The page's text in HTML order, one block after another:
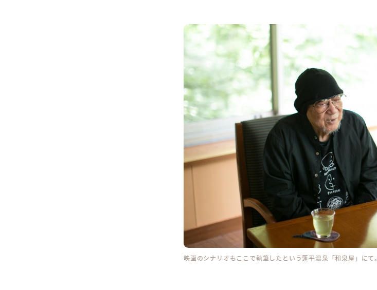
映画のシナリオもここで執筆したという蓬平温泉「和泉屋」にて。